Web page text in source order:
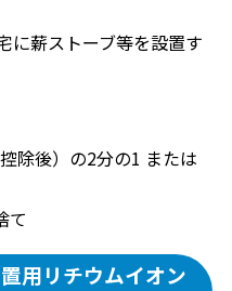
に薪ストーブ等を設置す
除後）の2分の1 または
て
用リチウムイオン